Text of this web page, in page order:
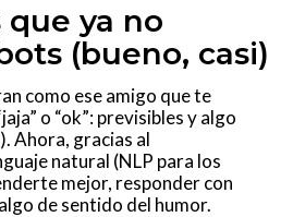
que ya no
(bueno, casi)
como ese amigo que te
o “ok”: previsibles y algo
Ahora, gracias al
natural (NLP para los
mejor, responder con
de sentido del humor.